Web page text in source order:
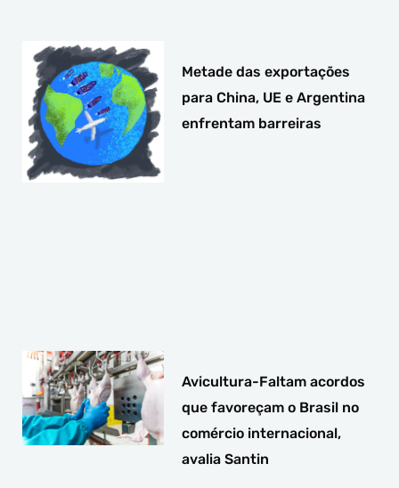
Metade das exportações
para China, UE e Argentina
enfrentam barreiras
Avicultura-Faltam acordos
que favoreçam o Brasil no
comércio internacional,
avalia Santin